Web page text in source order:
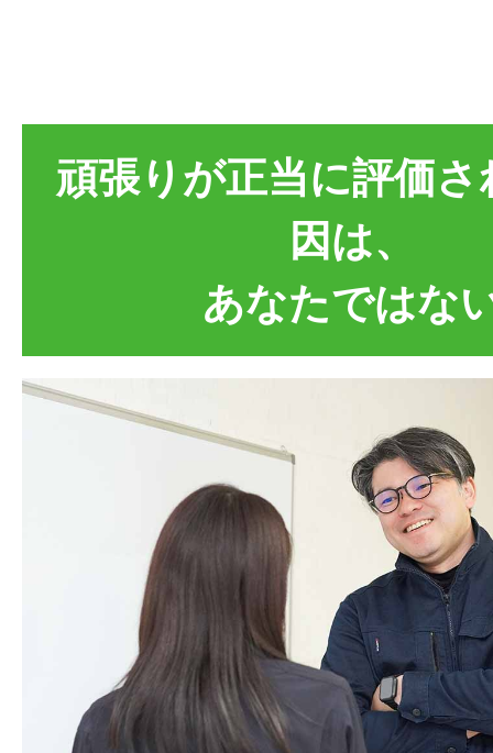
頑張りが正当に評価さ
因は、
あなたではな